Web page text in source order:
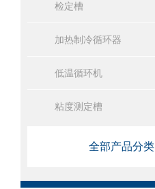
检定槽
加热制冷循环器
低温循环机
粘度测定槽
全部产品分类